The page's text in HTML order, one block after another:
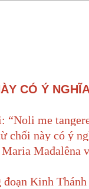
CÓ Ý
“Noli me
chối này có ý
Mađalêna
Kinh